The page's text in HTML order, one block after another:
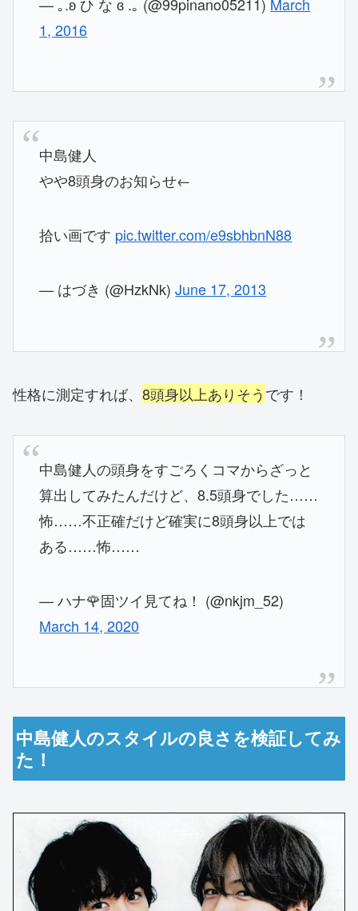
1, 2016
中島健人
やや8頭身のお知らせ←
拾い画です pic.twitter.com/e9sbhbnN88
— はづき (@HzkNk)June 17, 2013
性格に測定すれば、 8頭身以上ありそうです！
中島健人の頭身をすごろくコマからざっと
算出してみたんだけど、8.5頭身でした……
怖……不正確だけど確実に8頭身以上では
ある……怖……
— ハナ🌹固ツイ見てね！ (@nkjm_52)
March 14, 2020
中島健人のスタイルの良さを検証してみ
た！